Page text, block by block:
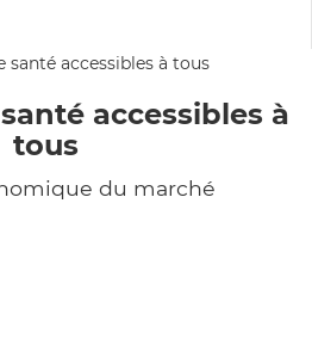
accessibles à
tous
du marché